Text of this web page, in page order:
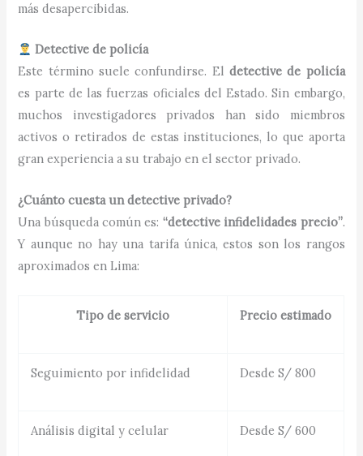
más desapercibidas.
Detective de policía
Este término suele confundirse. El detective de policía
es parte de las fuerzas oficiales del Estado. Sin embargo,
muchos investigadores privados han sido miembros
activos o retirados de estas instituciones, lo que aporta
gran experiencia a su trabajo en el sector privado.
¿Cuánto cuesta un detective privado?
Una búsqueda común es: “detective infidelidades precio”.
Y aunque no hay una tarifa única, estos son los rangos
aproximados en Lima:
Tipo de servicio Precio estimado
Seguimiento por infidelidad Desde S/ 800
Análisis digital y celular Desde S/ 600